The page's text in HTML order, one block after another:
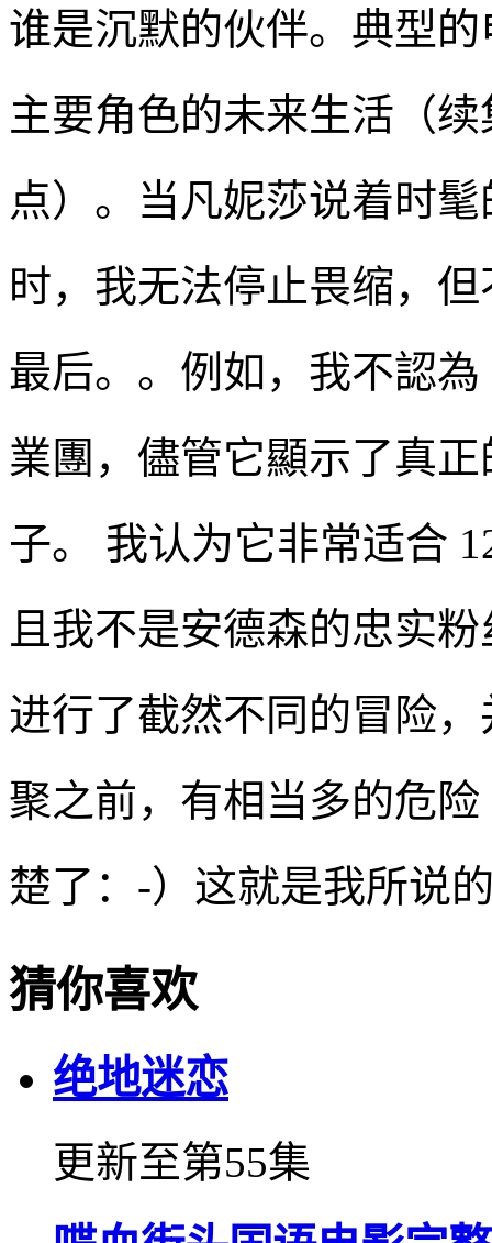
谁是沉默的伙伴。典型
主要角色的未来生活（
点）。当凡妮莎说着时
时，我无法停止畏缩，
最后。。例如，我不認
業團，儘管它顯示了真
子。 我认为它非常适合
且我不是安德森的忠实
进行了截然不同的冒险
聚之前，有相当多的危
楚了：-）这就是我所说
猜你喜欢
绝地迷恋
更新至第55集